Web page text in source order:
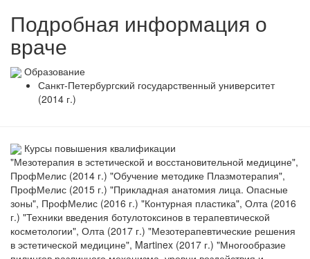
Подробная информация о
враче
Образование
Санкт-Петербургский государственный университет
(2014 г.)
Курсы повышения квалификации
"Мезотерапия в эстетической и восстановительной медицине",
ПрофМелис (2014 г.) "Обучение методике Плазмотерапия",
ПрофМелис (2015 г.) "Прикладная анатомия лица. Опасные
зоны", ПрофМелис (2016 г.) "Контурная пластика", Олта (2016
г.) "Техники введения ботулотоксинов в терапевтической
косметологии", Олта (2017 г.) "Мезотерапевтические решения
в эстетической медицине", Martinex (2017 г.) "Многообразие